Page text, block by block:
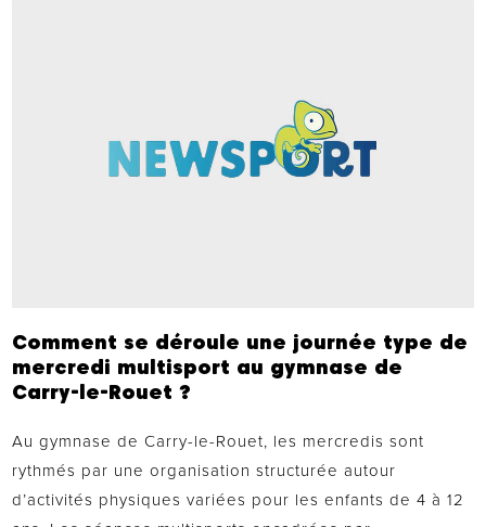
Comment se déroule une journée type de
mercredi multisport au gymnase de
Carry-le-Rouet ?
Au gymnase de Carry-le-Rouet, les mercredis sont
rythmés par une organisation structurée autour
d’activités physiques variées pour les enfants de 4 à 12